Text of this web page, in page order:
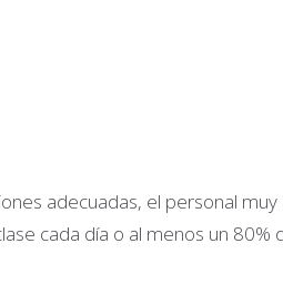
adecuadas, el personal
cada día o al menos un 80%